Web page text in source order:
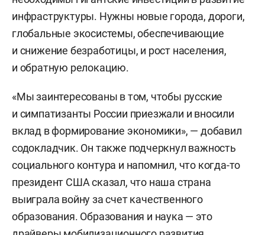
инфраструктуры. Нужны новые города, дороги,
глобальные экосистемы, обеспечивающие
и снижение безработицы, и рост населения,
и обратную релокацию.
«Мы заинтересованы в том, чтобы русские
и симпатизанты России приезжали и вносили
вклад в формирование экономики», — добавил
содокладчик. Он также подчеркнул важность
социального контура и напомнил, что когда-то
президент США сказал, что наша страна
выиграла войну за счет качественного
образования. Образования и наука — это